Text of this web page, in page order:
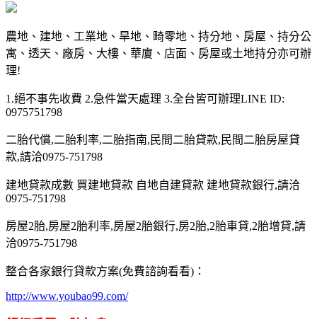
農地、建地、工業地、旱地、畸零地、持分地、房屋、持分公
寓、透天、廠房、大樓、華廈、店面、房屋或土地持分亦可辦
理!
1.絕不事先收費 2.急件當天處理 3.全台皆可辦理LINE ID:
0975751798
二胎代償,二胎利率,二胎指南,民間二胎貸款,民間二胎房屋貸
款,請洽0975-751798
建地貸款成數 買建地貸款 自地自建貸款 建地貸款銀行,請洽
0975-751798
房屋2胎,房屋2胎利率,房屋2胎銀行,房2胎,2胎車貸,2胎增貸,請
洽0975-751798
整合各家銀行貸款方案(免費諮詢看看)：
http://www.youbao99.com/